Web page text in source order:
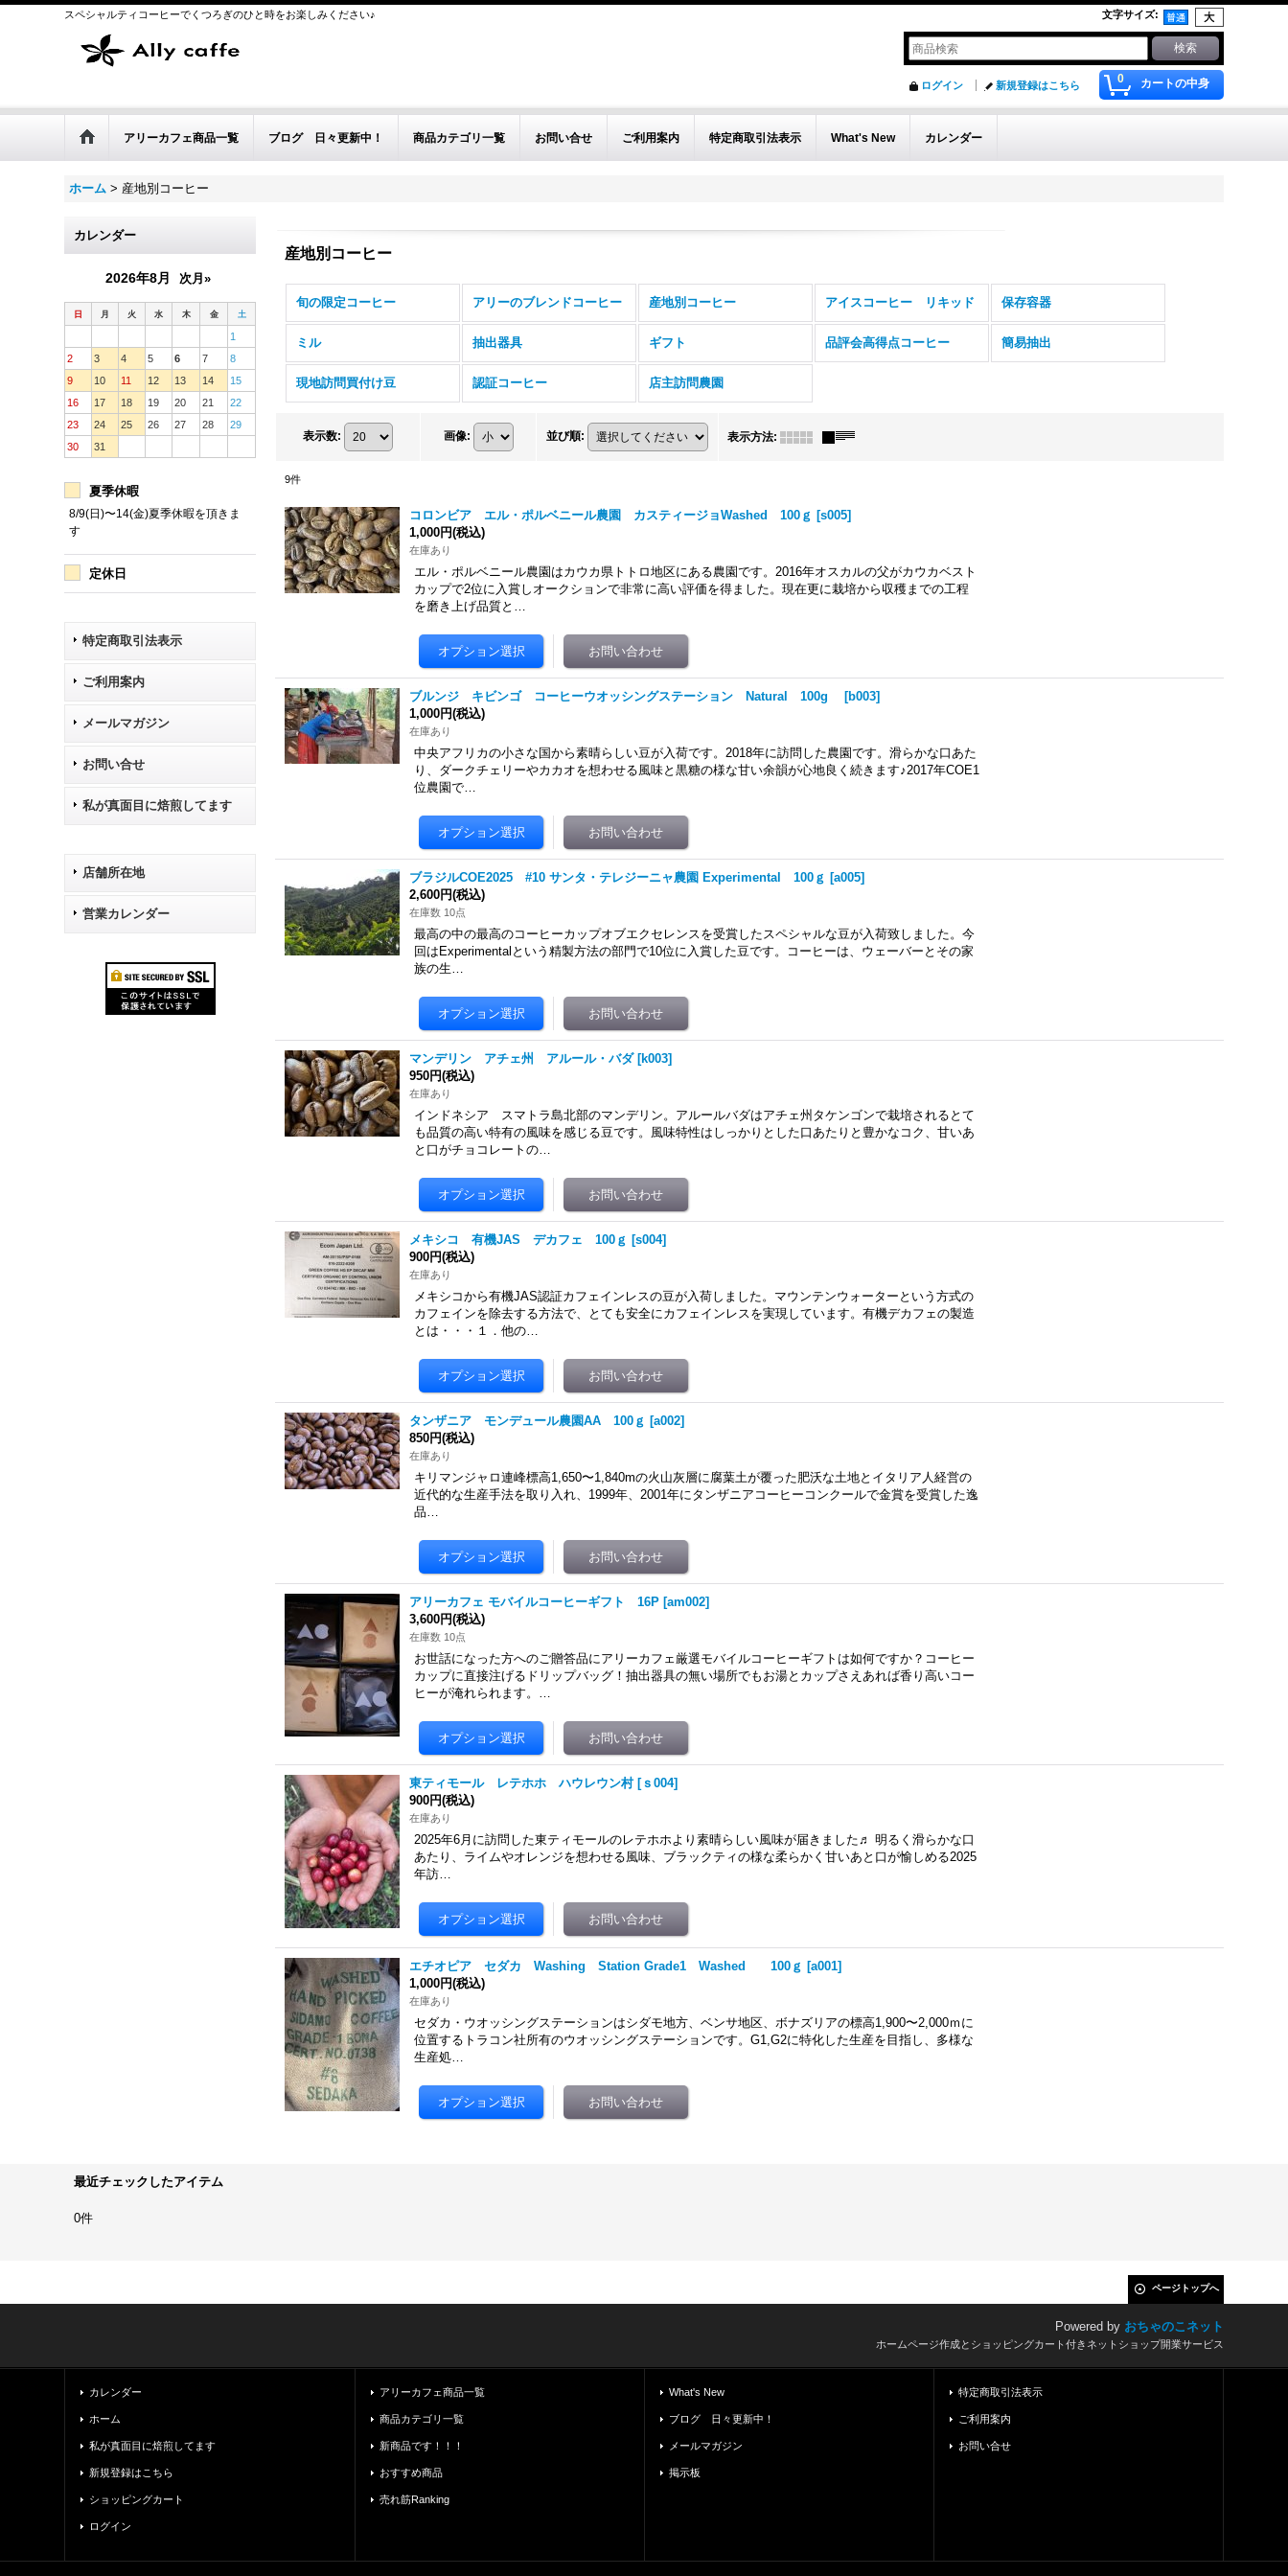
スペシャルティコーヒーでくつろぎのひと時をお楽しみください♪ 文字サイズ:
0 カートの中身
ログイン 新規登録はこちら
アリーカフェ商品一覧 ブログ 日々更新中！ 商品カテゴリ一覧 お問い合せ ご利用案内 特定商取引法表示 What's New カレンダー
ホーム > 産地別コーヒー
カレンダー
2026年8月 次月»
日 月 火 水 木 金 土
1
2
3 4 5 6 7
8
9
10 11 12 13 14
15
16
17 18 19 20 21
22
23
24 25 26 27 28
29
30
31
夏季休暇
8/9(日)〜14(金)夏季休暇を頂きま
す
定休日
特定商取引法表示
ご利用案内
メールマガジン
お問い合せ
私が真面目に焙煎してます
店舗所在地
営業カレンダー
産地別コーヒー
旬の限定コーヒー アリーのブレンドコーヒー 産地別コーヒー アイスコーヒー リキッド 保存容器
ミル 抽出器具 ギフト 品評会高得点コーヒー 簡易抽出
現地訪問買付け豆 認証コーヒー 店主訪問農園
表示数: 画像: 並び順: 表示方法:
9件
コロンビア エル・ポルベニール農園 カスティージョWashed 100ｇ [s005]
1,000円(税込)
在庫あり
エル・ポルベニール農園はカウカ県トトロ地区にある農園です。2016年オスカルの父がカウカベスト
カップで2位に入賞しオークションで非常に高い評価を得ました。現在更に栽培から収穫までの工程
を磨き上げ品質と…
ブルンジ キビンゴ コーヒーウオッシングステーション Natural 100g [b003]
1,000円(税込)
在庫あり
中央アフリカの小さな国から素晴らしい豆が入荷です。2018年に訪問した農園です。滑らかな口あた
り、ダークチェリーやカカオを想わせる風味と黒糖の様な甘い余韻が心地良く続きます♪2017年COE1
位農園で…
ブラジルCOE2025 #10 サンタ・テレジーニャ農園 Experimental 100ｇ [a005]
2,600円(税込)
在庫数 10点
最高の中の最高のコーヒーカップオブエクセレンスを受賞したスペシャルな豆が入荷致しました。今
回はExperimentalという精製方法の部門で10位に入賞した豆です。コーヒーは、ウェーバーとその家
族の生…
マンデリン アチェ州 アルール・バダ [k003]
950円(税込)
在庫あり
インドネシア スマトラ島北部のマンデリン。アルールバダはアチェ州タケンゴンで栽培されるとて
も品質の高い特有の風味を感じる豆です。風味特性はしっかりとした口あたりと豊かなコク、甘いあ
と口がチョコレートの…
メキシコ 有機JAS デカフェ 100ｇ [s004]
900円(税込)
在庫あり
メキシコから有機JAS認証カフェインレスの豆が入荷しました。マウンテンウォーターという方式の
カフェインを除去する方法で、とても安全にカフェインレスを実現しています。有機デカフェの製造
とは・・・１．他の…
タンザニア モンデュール農園AA 100ｇ [a002]
850円(税込)
在庫あり
キリマンジャロ連峰標高1,650〜1,840mの火山灰層に腐葉土が覆った肥沃な土地とイタリア人経営の
近代的な生産手法を取り入れ、1999年、2001年にタンザニアコーヒーコンクールで金賞を受賞した逸
品…
アリーカフェ モバイルコーヒーギフト 16P [am002]
3,600円(税込)
在庫数 10点
お世話になった方へのご贈答品にアリーカフェ厳選モバイルコーヒーギフトは如何ですか？コーヒー
カップに直接注げるドリップバッグ！抽出器具の無い場所でもお湯とカップさえあれば香り高いコー
ヒーが淹れられます。…
東ティモール レテホホ ハウレウン村 [ｓ004]
900円(税込)
在庫あり
2025年6月に訪問した東ティモールのレテホホより素晴らしい風味が届きました♬ 明るく滑らかな口
あたり、ライムやオレンジを想わせる風味、ブラックティの様な柔らかく甘いあと口が愉しめる2025
年訪…
エチオピア セダカ Washing Station Grade1 Washed 100ｇ [a001]
1,000円(税込)
在庫あり
セダカ・ウオッシングステーションはシダモ地方、ベンサ地区、ボナズリアの標高1,900〜2,000ｍに
位置するトラコン社所有のウオッシングステーションです。G1,G2に特化した生産を目指し、多様な
生産処…
最近チェックしたアイテム
0件
ページトップへ
Powered by おちゃのこネット
ホームページ作成とショッピングカート付きネットショップ開業サービス
カレンダー
ホーム
私が真面目に焙煎してます
新規登録はこちら
ショッピングカート
ログイン
アリーカフェ商品一覧
商品カテゴリ一覧
新商品です！！！
おすすめ商品
売れ筋Ranking
What's New
ブログ 日々更新中！
メールマガジン
掲示板
特定商取引法表示
ご利用案内
お問い合せ